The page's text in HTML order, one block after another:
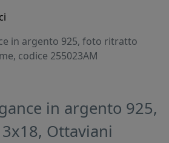
in argento 925, foto ritratto
codice 255023AM
in argento 925,
Ottaviani